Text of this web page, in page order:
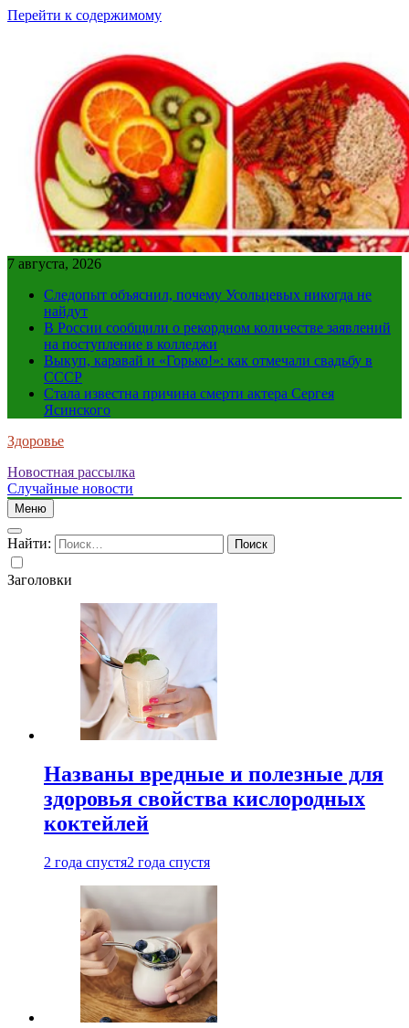
Перейти к содержимому
7 августа, 2026
Следопыт объяснил, почему Усольцевых никогда не
найдут
В России сообщили о рекордном количестве заявлений
на поступление в колледжи
Выкуп, каравай и «Горько!»: как отмечали свадьбу в
СССР
Стала известна причина смерти актера Сергея
Ясинского
Здоровье
Новостная рассылка
Случайные новости
Меню
Найти:
Заголовки
Названы вредные и полезные для
здоровья свойства кислородных
коктейлей
2 года спустя2 года спустя